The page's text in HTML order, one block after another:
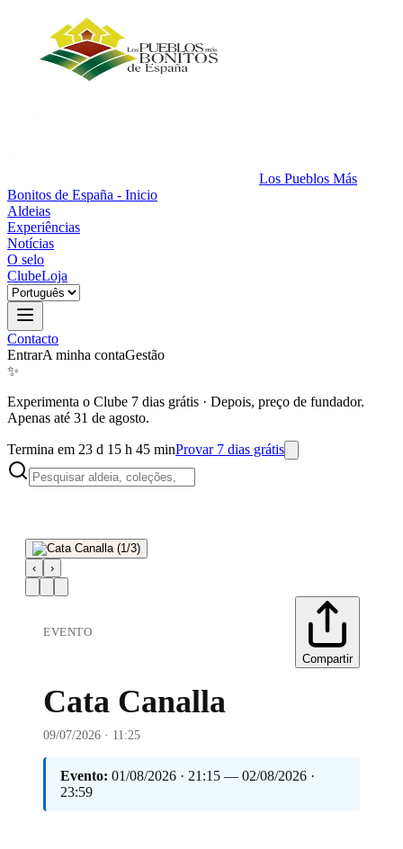
Los Pueblos Más
Bonitos de España - Inicio
Aldeias
Experiências
Notícias
O selo
ClubeLoja
Contacto
EntrarA minha contaGestão
✨
Experimenta o Clube 7 dias grátis · Depois, preço de fundador.
Apenas até 31 de agosto.
Termina em 23 d 15 h 45 minProvar 7 dias grátis
‹ ›
EVENTO
Compartir
Cata Canalla
09/07/2026 · 11:25
Evento: 01/08/2026 · 21:15 — 02/08/2026 ·
23:59